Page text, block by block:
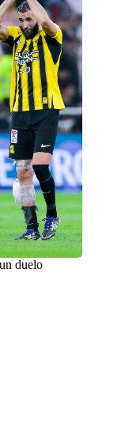
duelo